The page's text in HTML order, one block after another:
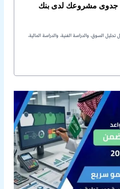
جدوى مشروعك لدى بنك
السوق، والدراسة الفنية، والدراسة المالية،